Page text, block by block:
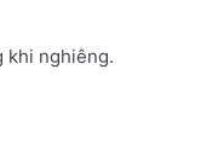
khi nghiêng.